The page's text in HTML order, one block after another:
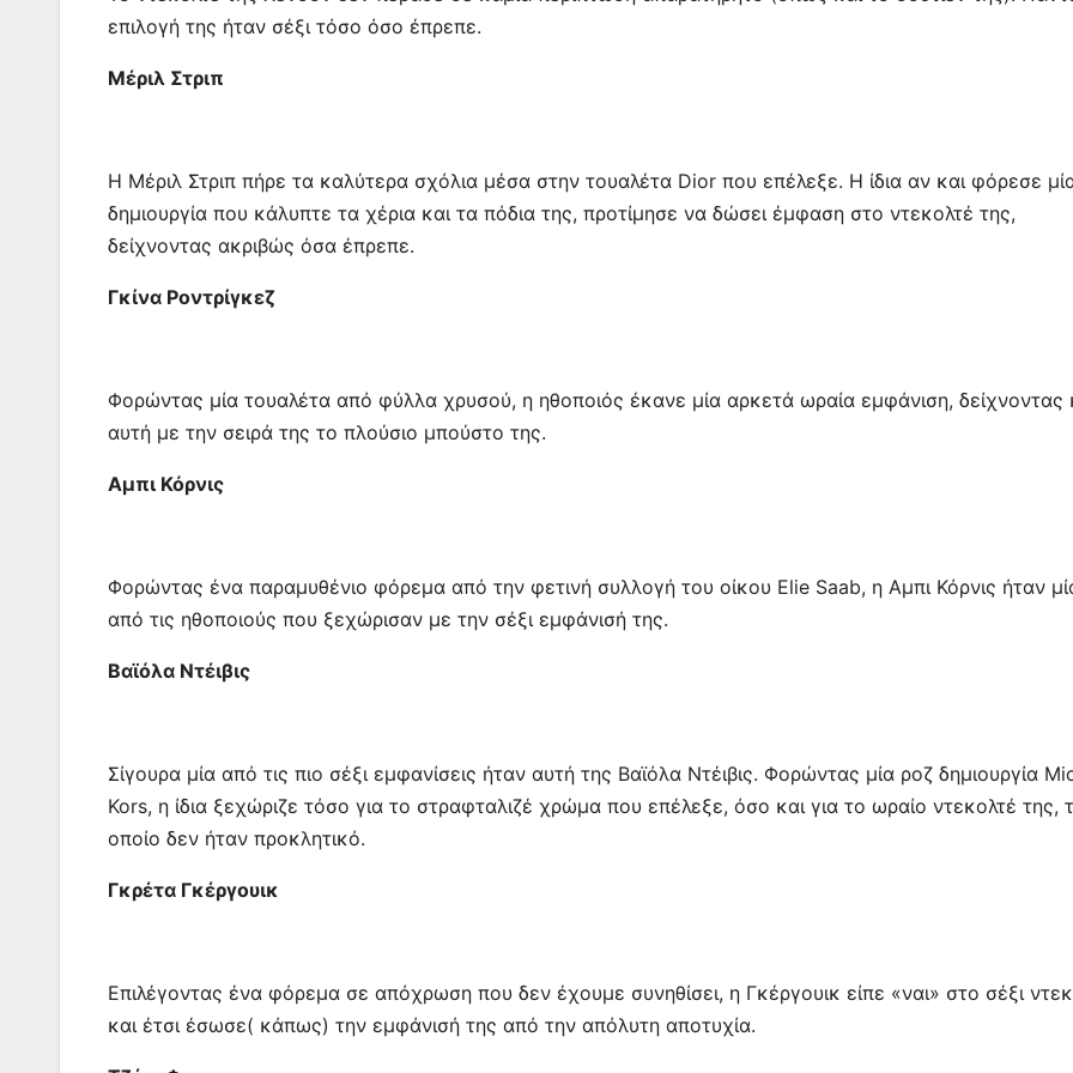
επιλογή της ήταν σέξι τόσο όσο έπρεπε.
Μέριλ Στριπ
Η Μέριλ Στριπ πήρε τα καλύτερα σχόλια μέσα στην τουαλέτα Dior που επέλεξε. Η ίδια αν και φόρεσε
δημιουργία που κάλυπτε τα χέρια και τα πόδια της, προτίμησε να δώσει έμφαση στο ντεκολτέ της,
δείχνοντας ακριβώς όσα έπρεπε.
Γκίνα Ροντρίγκεζ
Φορώντας μία τουαλέτα από φύλλα χρυσού, η ηθοποιός έκανε μία αρκετά ωραία εμφάνιση, δείχνοντας
αυτή με την σειρά της το πλούσιο μπούστο της.
Αμπι Κόρνις
Φορώντας ένα παραμυθένιο φόρεμα από την φετινή συλλογή του οίκου Elie Saab, η Αμπι Κόρνις ήταν
από τις ηθοποιούς που ξεχώρισαν με την σέξι εμφάνισή της.
Βαϊόλα Ντέιβις
Σίγουρα μία από τις πιο σέξι εμφανίσεις ήταν αυτή της Βαϊόλα Ντέιβις. Φορώντας μία ροζ δημιουργία
Kors, η ίδια ξεχώριζε τόσο για το στραφταλιζέ χρώμα που επέλεξε, όσο και για το ωραίο ντεκολτέ της,
οποίο δεν ήταν προκλητικό.
Γκρέτα Γκέργουικ
Επιλέγοντας ένα φόρεμα σε απόχρωση που δεν έχουμε συνηθίσει, η Γκέργουικ είπε «ναι» στο σέξι
και έτσι έσωσε( κάπως) την εμφάνισή της από την απόλυτη αποτυχία.